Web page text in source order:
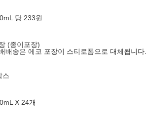
당 233원
(종이포장)
배송은 에코 포장이 스티로폼으로 대체됩니다.
스
X 24개